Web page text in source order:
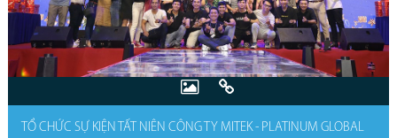
TỔ CHỨC SỰ KIỆN TẤT NIÊN CÔNG TY MITEK - PLATINUM GLOBAL